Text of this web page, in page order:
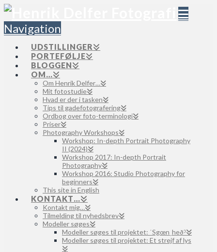
Navigation
UDSTILLINGER
PORTEFØLJE
BLOGGEN
OM…
Om Henrik Delfer…
Mit fotostudie
Hvad er der i tasken
Tips til gadefotografering
Ordbog over foto-terminologi
Priser
Photography Workshops
Workshop: In-depth Portrait Photography
II (2024)
Workshop 2017: In-depth Portrait
Photography
Workshop 2016: Studio Photography for
beginners
This site in English
KONTAKT…
Kontakt mig…
Tilmelding til nyhedsbrev
Modeller søges
Modeller søges til projektet: ˈSgœnˌheðˀ
Modeller søges til projektet: Et strejf af lys